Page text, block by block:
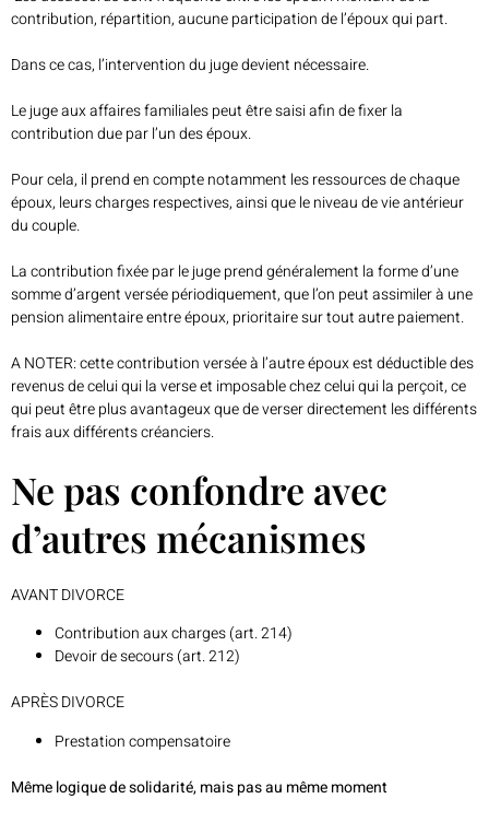
contribution, répartition, aucune participation de l’époux qui part.
Dans ce cas, l’intervention du juge devient nécessaire.
Le juge aux affaires familiales peut être saisi afin de fixer la
contribution due par l’un des époux.
Pour cela, il prend en compte notamment les ressources de chaque
époux, leurs charges respectives, ainsi que le niveau de vie antérieur
du couple.
La contribution fixée par le juge prend généralement la forme d’une
somme d’argent versée périodiquement, que l’on peut assimiler à une
pension alimentaire entre époux, prioritaire sur tout autre paiement.
A NOTER: cette contribution versée à l’autre époux est déductible des
revenus de celui qui la verse et imposable chez celui qui la perçoit, ce
qui peut être plus avantageux que de verser directement les différents
frais aux différents créanciers.
Ne pas confondre avec
d’autres mécanismes
AVANT DIVORCE
Contribution aux charges (art. 214)
Devoir de secours (art. 212)
APRÈS DIVORCE
Prestation compensatoire
Même logique de solidarité, mais pas au même moment